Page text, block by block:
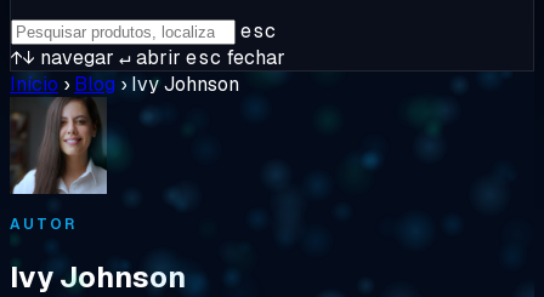
esc
↑↓ navegar ↵abrir esc fechar
Início › Blog › Ivy Johnson
AUTOR
Ivy Johnson